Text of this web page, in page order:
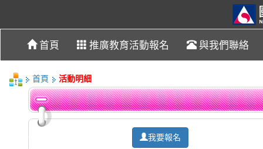
首頁 推廣教育活動報名 與我們聯絡
首頁 活動明細
我要報名